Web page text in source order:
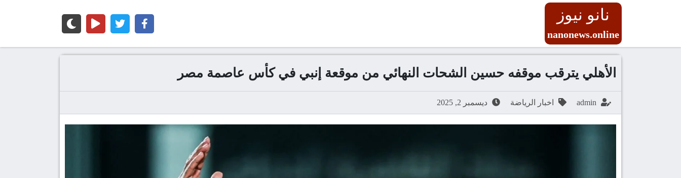
نانو نيوز
nanonews.online
الأهلي يترقب موقفه حسين الشحات النهائي من موقعة إنبي في كأس عاصمة مصر
admin اخبار الرياضة ديسمبر 2, 2025